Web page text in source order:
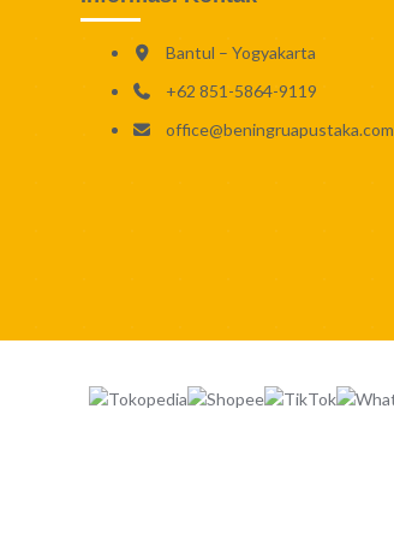
Bantul – Yogyakarta
+62 851-5864-9119
office@beningruapustaka.com